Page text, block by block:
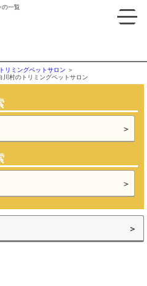
の一覧
トリミングペットサロン
川村のトリミングペットサロン